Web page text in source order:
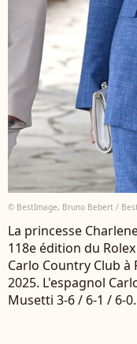
© BestImage, Bruno Bebert /
La princesse
118e édition du
Carlo Country Club
2025. L'espagnol
Musetti 3-6 / 6-1 / 6-